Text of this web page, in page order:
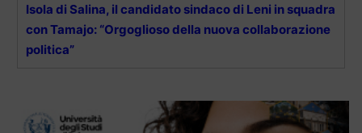
Isola di Salina, il candidato sindaco di Leni in squadra
con Tamajo: “Orgoglioso della nuova collaborazione
politica”